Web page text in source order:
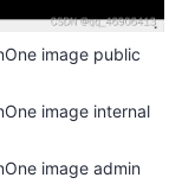
image public
image internal
image admin